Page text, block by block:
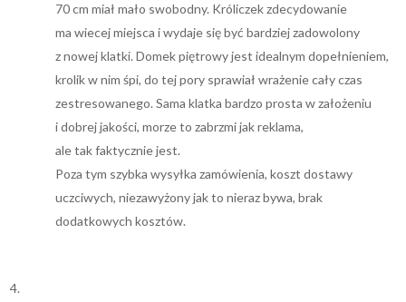
70 cm miał mało swobodny. Króliczek zdecydowanie
ma wiecej miejsca i wydaje się być bardziej zadowolony
z nowej klatki. Domek piętrowy jest idealnym dopełnieniem,
krolik w nim śpi, do tej pory sprawiał wrażenie cały czas
zestresowanego. Sama klatka bardzo prosta w założeniu
i dobrej jakości, morze to zabrzmi jak reklama,
ale tak faktycznie jest.
Poza tym szybka wysyłka zamówienia, koszt dostawy
uczciwych, niezawyżony jak to nieraz bywa, brak
dodatkowych kosztów.